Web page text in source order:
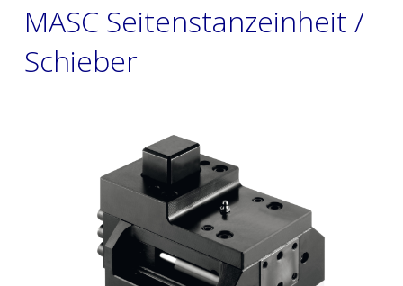
MASC Seitenstanzeinheit /
Schieber